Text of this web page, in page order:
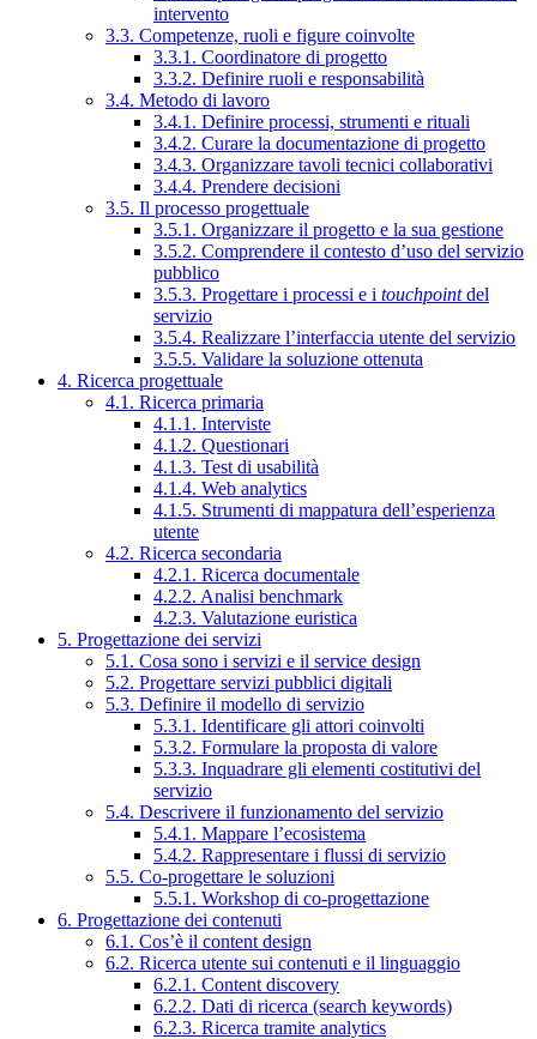
intervento
3.3. Competenze, ruoli e figure coinvolte
3.3.1. Coordinatore di progetto
3.3.2. Definire ruoli e responsabilità
3.4. Metodo di lavoro
3.4.1. Definire processi, strumenti e rituali
3.4.2. Curare la documentazione di progetto
3.4.3. Organizzare tavoli tecnici collaborativi
3.4.4. Prendere decisioni
3.5. Il processo progettuale
3.5.1. Organizzare il progetto e la sua gestione
3.5.2. Comprendere il contesto d’uso del servizio
pubblico
3.5.3. Progettare i processi e i touchpointdel
servizio
3.5.4. Realizzare l’interfaccia utente del servizio
3.5.5. Validare la soluzione ottenuta
4. Ricerca progettuale
4.1. Ricerca primaria
4.1.1. Interviste
4.1.2. Questionari
4.1.3. Test di usabilità
4.1.4. Web analytics
4.1.5. Strumenti di mappatura dell’esperienza
utente
4.2. Ricerca secondaria
4.2.1. Ricerca documentale
4.2.2. Analisi benchmark
4.2.3. Valutazione euristica
5. Progettazione dei servizi
5.1. Cosa sono i servizi e il service design
5.2. Progettare servizi pubblici digitali
5.3. Definire il modello di servizio
5.3.1. Identificare gli attori coinvolti
5.3.2. Formulare la proposta di valore
5.3.3. Inquadrare gli elementi costitutivi del
servizio
5.4. Descrivere il funzionamento del servizio
5.4.1. Mappare l’ecosistema
5.4.2. Rappresentare i flussi di servizio
5.5. Co-progettare le soluzioni
5.5.1. Workshop di co-progettazione
6. Progettazione dei contenuti
6.1. Cos’è il content design
6.2. Ricerca utente sui contenuti e il linguaggio
6.2.1. Content discovery
6.2.2. Dati di ricerca (search keywords)
6.2.3. Ricerca tramite analytics